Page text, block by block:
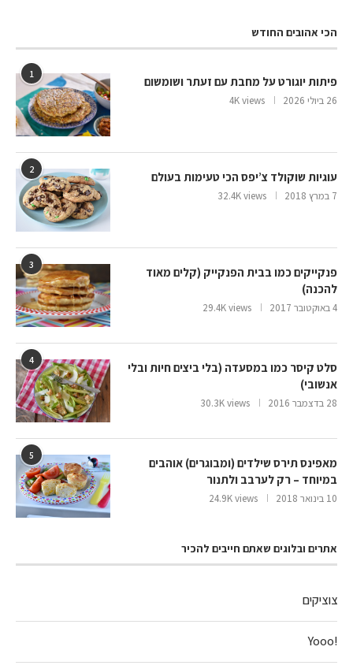
הכי אהובים החודש
1
פיתות יוגורט על מחבת עם זעתר ושומשום
26 ביולי 2026 4K views
2
עוגיות שוקולד צ’יפס הכי טעימות בעולם
7 במרץ 2018 32.4K views
3
פנקייקים כמו בבית הפנקייק (קלים מאוד
להכנה)
4 באוקטובר 2017 29.4K views
4
סלט קיסר כמו במסעדה (בלי ביצים חיות ובלי
אנשובי)
28 בדצמבר 2016 30.3K views
5
מאפינס תירס שילדים (ומבוגרים) אוהבים
במיוחד – רק לערבב ולתנור
10 בינואר 2018 24.9K views
אתרים ובלוגים שאתם חייבים להכיר
צוציקים
!Yooo